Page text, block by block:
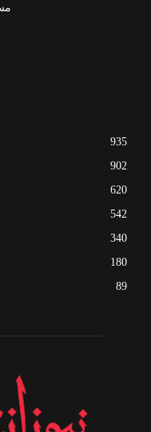
935
902
620
542
340
180
89